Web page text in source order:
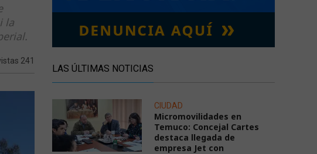
la
241
LAS ÚLTIMAS NOTICIAS
CIUDAD
Micromovilidades en
Temuco: Concejal Cartes
destaca llegada de
empresa Jet con